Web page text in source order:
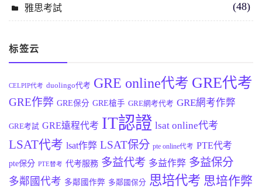
雅思考試 (48)
标签云
CELPIP代考 duolingo代考 GRE online代考 GRE代考
GRE作弊 GRE保分 GRE槍手 GRE網考代考 GRE網考作弊
GRE考試 GRE遠程代考 IT認證 lsat online代考
LSAT代考 lsat作弊 LSAT保分 pte online代考 PTE代考
pte保分 PTE替考 代考服務 多益代考 多益作弊 多益保分
多鄰國代考 多鄰國作弊 多鄰國保分 思培代考 思培作弊